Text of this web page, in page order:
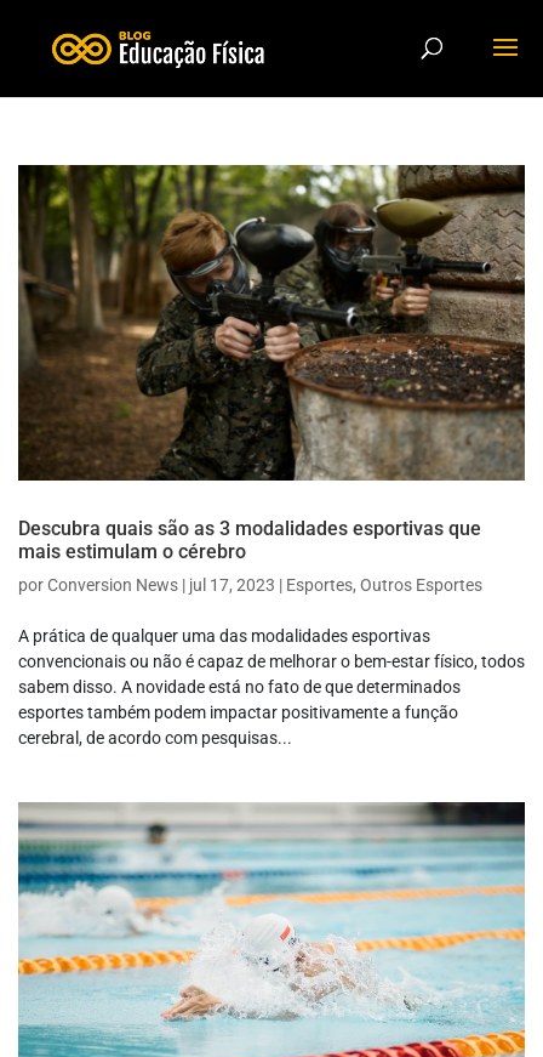
Descubra quais são as 3 modalidades esportivas que
mais estimulam o cérebro
porConversion News | jul 17, 2023 | Esportes, Outros Esportes
A prática de qualquer uma das modalidades esportivas
convencionais ou não é capaz de melhorar o bem-estar físico, todos
sabem disso. A novidade está no fato de que determinados
esportes também podem impactar positivamente a função
cerebral, de acordo com pesquisas...